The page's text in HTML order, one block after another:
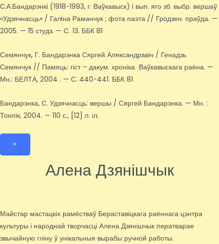
С.А.Бандарэнкi (1918-1993, г. Ваўкавыск) i вып. яго зб. выбр. вершаў
«Удзячнасць» / Галiна Раманчук ; фота паэта // Гродзен. праўда. —
2005. — 15 студз. — C. 13. ББК 81
Семянчук, Г. Бандарэнка Сяргей Аляксандравіч / Генадзь
Семянчук // Памяць: гіст – дакум. хроніка Ваўкавыскага раёна. —
Мн.: БЕЛТА, 2004 . — С. 440-441. ББК 81
Бандарэнка, С. Удзячнасць: вершы / Сяргей Бандарэнка. — Мн. :
Тонпік, 2004. — 110 с., [12] л. іл.
×
Алена Дзянішчык
Майстар мастацкіх рамёстваў Бераставіцкага раённага цэнтра
культуры і народнай творчасці Алена Дзянішчык ператварае
звычайную гліну ў унікальныя вырабы ручной работы.